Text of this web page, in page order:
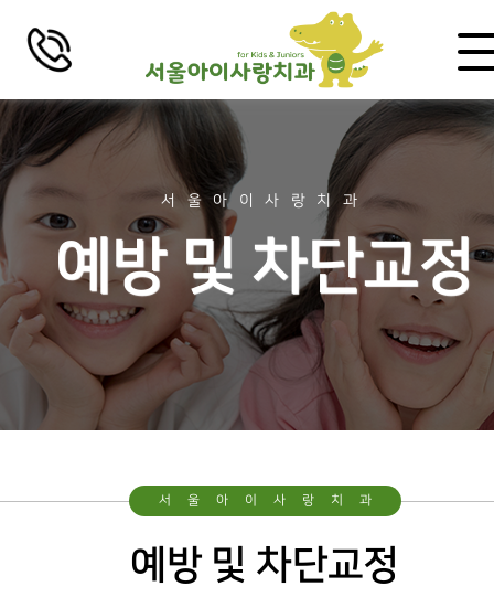
로그인 회원가입
치과소개
인사말
비전 및 미션
의료진 소개
걸어온 길
장비
서울아이사랑치과
예방 및 차단교정
서울아이사랑치과
예방 및 차단교정